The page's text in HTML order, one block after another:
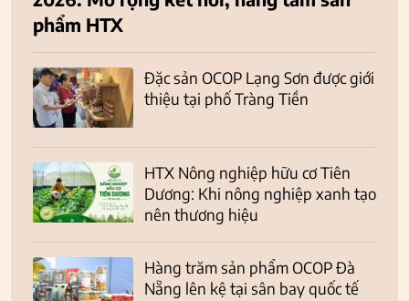
phẩm HTX
Đặc sản OCOP Lạng Sơn được giới
thiệu tại phố Tràng Tiền
HTX Nông nghiệp hữu cơ Tiên
Dương: Khi nông nghiệp xanh tạo
nên thương hiệu
Hàng trăm sản phẩm OCOP Đà
Nẵng lên kệ tại sân bay quốc tế